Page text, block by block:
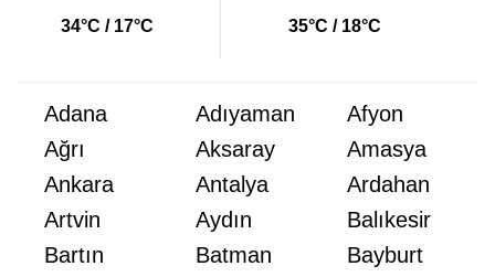
34°C / 17°C 35°C / 18°C
Adana Adıyaman
Afyon
Ağrı
Aksaray
Amasya
Ankara
Antalya
Ardahan
Artvin
Aydın
Balıkesir
Bartın
Batman
Bayburt